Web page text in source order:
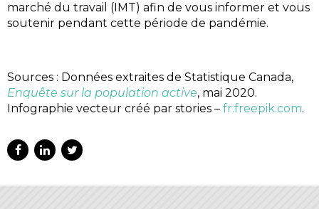
marché du travail (IMT) afin de vous informer et vous
soutenir pendant cette période de pandémie.
Sources : Données extraites de Statistique Canada,
Enquête sur la population active, mai 2020.
Infographie vecteur créé par stories – fr.freepik.com.